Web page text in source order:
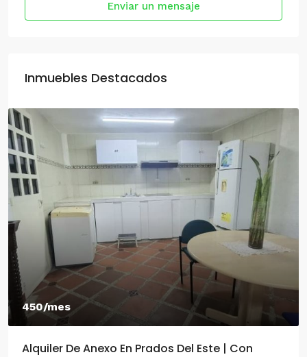
Enviar un mensaje
Inmuebles Destacados
450/mes
Alquiler De Anexo En Prados Del Este | Con